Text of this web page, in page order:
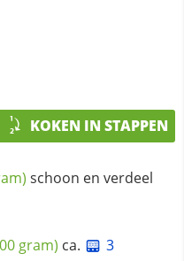
KOKEN IN STAPPEN
schoon en verdeel
gram) ca.
3